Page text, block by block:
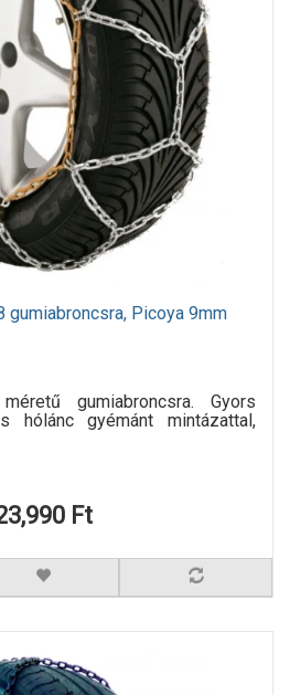
gumiabroncsra, Picoya 9mm
gumiabroncsra. Gyors
hólánc gyémánt mintázattal,
Ft